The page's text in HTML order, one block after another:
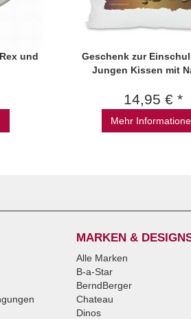
und
Geschenk zur
Jungen Kissen mit
14,95 € *
Mehr
MARKEN &
Alle Marken
B-a-Star
BerndBerger
Chateau
Dinos